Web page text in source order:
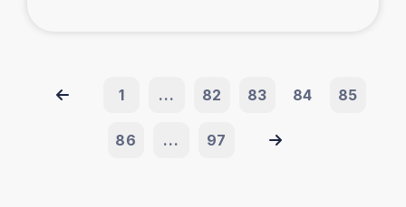
1 ... 82 83 84 85
86 ... 97